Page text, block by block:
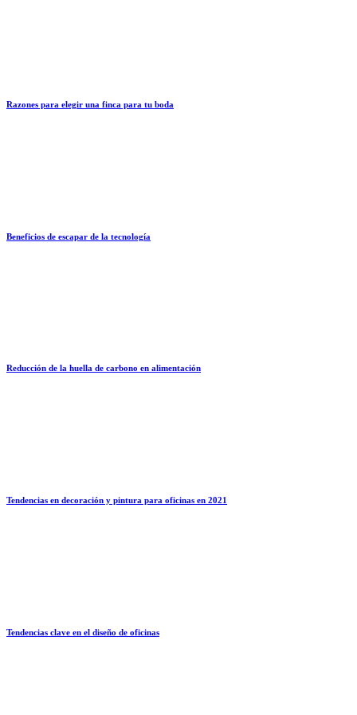
Razones para elegir una finca para tu boda
Beneficios de escapar de la tecnología
Reducción de la huella de carbono en alimentación
Tendencias en decoración y pintura para oficinas en 2021
Tendencias clave en el diseño de oficinas